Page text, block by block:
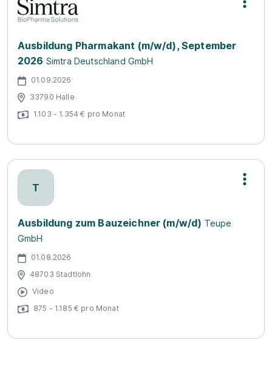
Ausbildung Pharmakant (m/w/d), September
2026 Simtra Deutschland GmbH
01.09.2026
33790 Halle
1.103 - 1.354 € pro Monat
T
Ausbildung zum Bauzeichner (m/w/d) Teupe
GmbH
01.08.2026
48703 Stadtlohn
Video
875 - 1.185 € pro Monat